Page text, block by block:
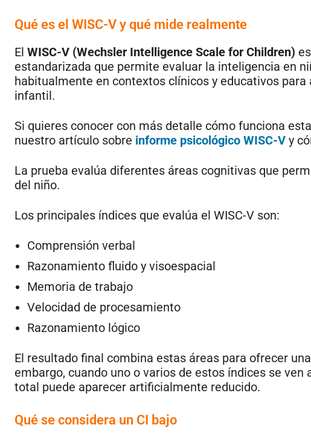
Qué es el WISC-V y qué mide realmente
El WISC-V (Wechsler Intelligence Scale for Children)
estandarizada que permite evaluar la inteligencia en
habitualmente en contextos clínicos y educativos
infantil.
Si quieres conocer con más detalle cómo funciona
nuestro artículo sobre informe psicológico WISC-V y
La prueba evalúa diferentes áreas cognitivas que
del niño.
Los principales índices que evalúa el WISC-V son:
Comprensión verbal
Razonamiento fluido y visoespacial
Memoria de trabajo
Velocidad de procesamiento
Razonamiento lógico
El resultado final combina estas áreas para ofrecer
embargo, cuando uno o varios de estos índices se
total puede aparecer artificialmente reducido.
Qué se considera un CI bajo